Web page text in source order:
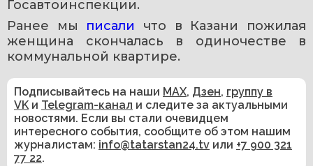
Госавтоинспекции.
Ранее мы писали что в Казани пожилая
женщина скончалась в одиночестве в
коммунальной квартире.
Подписывайтесь на наши MAX, Дзен, группу в
VK и Telegram-канал и следите за актуальными
новостями. Если вы стали очевидцем
интересного события, сообщите об этом нашим
журналистам: info@tatarstan24.tv или +7 900 321
77 22.